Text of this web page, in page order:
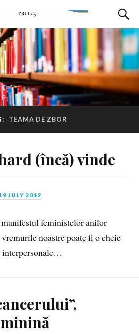
TEAMA DE ZBOR
(încă) vinde
JULY 2012
manifestul feministelor anilor
noastre poate fi o cheie
interpersonale…